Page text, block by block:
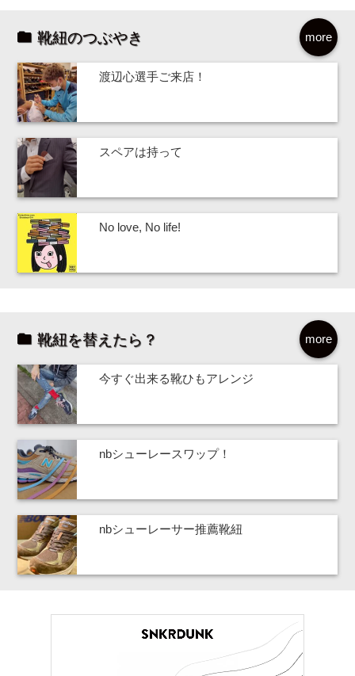
more
靴紐のつぶやき
渡辺心選手ご来店！
スペアは持って
No love, No life!
more
靴紐を替えたら？
今すぐ出来る靴ひもアレンジ
nbシューレースワップ！
nbシューレーサー推薦靴紐